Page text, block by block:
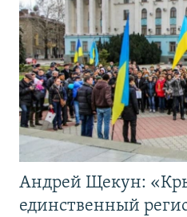
Андрей Щекун:
единственный